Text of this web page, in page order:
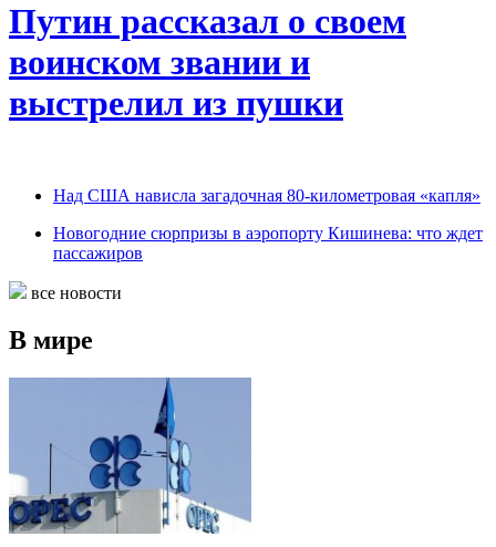
Путин рассказал о своем
воинском звании и
выстрелил из пушки
Над США нависла загадочная 80-километровая «капля»
Новогодние сюрпризы в аэропорту Кишинева: что ждет
пассажиров
все новости
В мире